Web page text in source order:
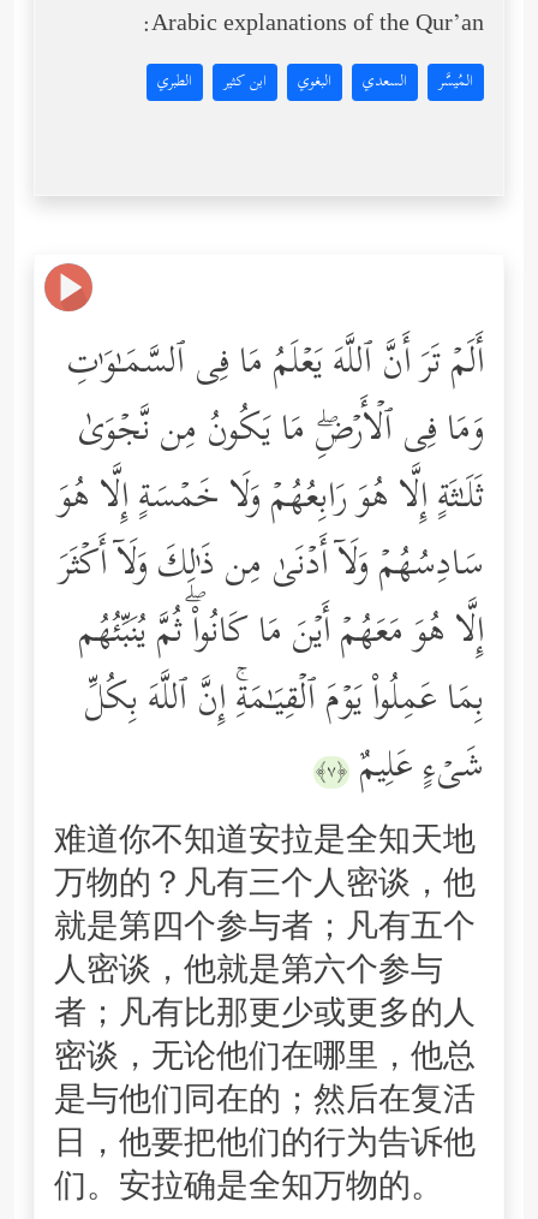
Arabic explanations of the Qur’an:
المُيسَّر السعدي البغوي ابن كثير الطبري
أَلَمۡ تَرَ أَنَّ ٱللَّهَ یَعۡلَمُ مَا فِی ٱلسَّمَـٰوَ ٰ⁠تِ
وَمَا فِی ٱلۡأَرۡضِۖ مَا یَكُونُ مِن نَّجۡوَىٰ
ثَلَـٰثَةٍ إِلَّا هُوَ رَابِعُهُمۡ وَلَا خَمۡسَةٍ إِلَّا هُوَ
سَادِسُهُمۡ وَلَاۤ أَدۡنَىٰ مِن ذَ ٰ⁠لِكَ وَلَاۤ أَكۡثَرَ
إِلَّا هُوَ مَعَهُمۡ أَیۡنَ مَا كَانُواْۖ ثُمَّ یُنَبِّئُهُم
بِمَا عَمِلُواْ یَوۡمَ ٱلۡقِیَـٰمَةِۚ إِنَّ ٱللَّهَ بِكُلِّ
شَیۡءٍ عَلِیمٌ ﴿٧﴾
难道你不知道安拉是全知天地
万物的？凡有三个人密谈，他
就是第四个参与者；凡有五个
人密谈，他就是第六个参与
者；凡有比那更少或更多的人
密谈，无论他们在哪里，他总
是与他们同在的；然后在复活
日，他要把他们的行为告诉他
们。安拉确是全知万物的。